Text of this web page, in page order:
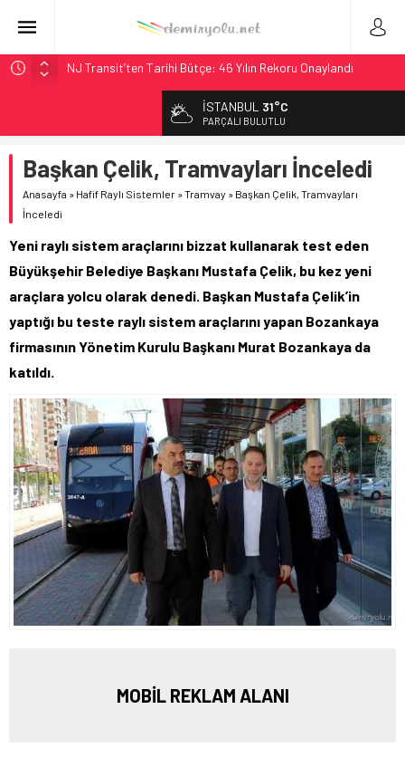
NJ Transit’ten Tarihi Bütçe: 46 Yılın Rekoru Onaylandı
Rocky Mountain, Güneş Enerjili Tesisten İlk Rayı Sevk Etti
AAR, MIT ve Berkeley Dahil 4 Üniversiteyle Araştırma
Konsorsiyumu Başlattı
Long Beach Limanı’na 58 Milyon Dolarlık Yeşil Yatırım Ödülü
Chicago’da Metra Polisi BVLOS Drone’larla Müdahale
İSTANBUL 31°C
PARÇALI BULUTLU
Başkan Çelik, Tramvayları İnceledi
Anasayfa » Hafif Raylı Sistemler »Tramvay » Başkan Çelik, Tramvayları
İnceledi
Yeni raylı sistem araçlarını bizzat kullanarak test eden
Büyükşehir Belediye Başkanı Mustafa Çelik, bu kez yeni
araçlara yolcu olarak denedi. Başkan Mustafa Çelik’in
yaptığı bu teste raylı sistem araçlarını yapan Bozankaya
firmasının Yönetim Kurulu Başkanı Murat Bozankaya da
katıldı.
MOBİL REKLAM ALANI